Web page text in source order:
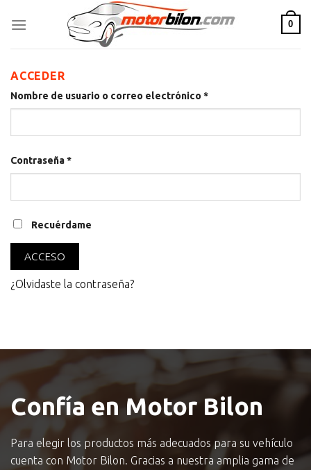
0
ACCEDER
Nombre de usuario o correo electrónico*
Contraseña*
Recuérdame
ACCESO
¿Olvidaste la contraseña?
Confía en Motor Bilon
Para elegir los productos más adecuados para su vehículo
cuenta con Motor Bilon. Gracias a nuestra amplia gama de